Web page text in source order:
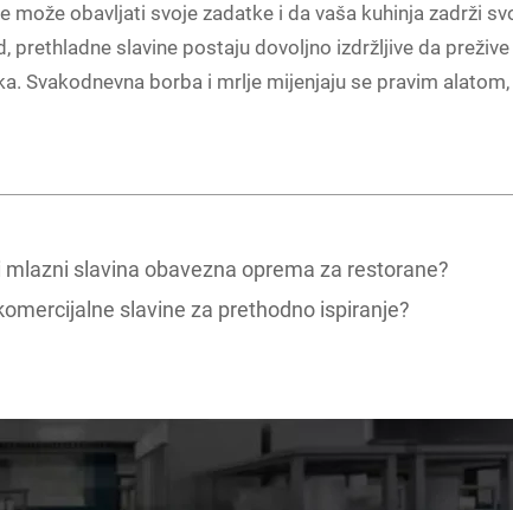
može obavljati svoje zadatke i da vaša kuhinja zadrži
prethladne slavine postaju dovoljno izdržljive da
Svakodnevna borba i mrlje mijenjaju se pravim
slavina obavezna oprema za restorane?
slavine za prethodno ispiranje?